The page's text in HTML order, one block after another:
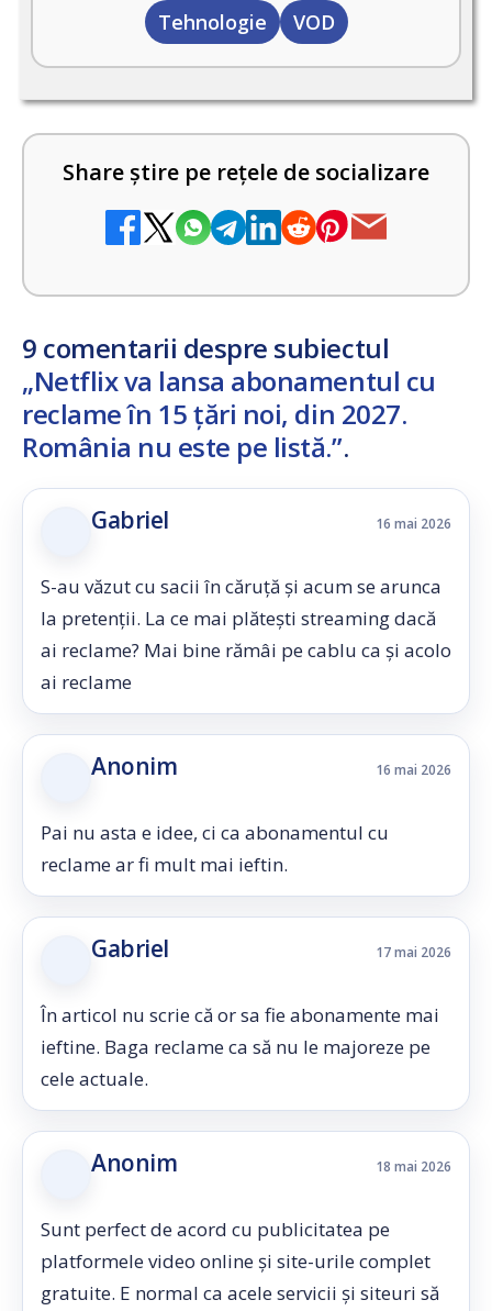
Tehnologie VOD
Share știre pe rețele de socializare
9 comentarii despre subiectul
„Netflix va lansa abonamentul cu
reclame în 15 țări noi, din 2027.
România nu este pe listă.”.
Gabriel 16 mai 2026
S-au văzut cu sacii în căruță și acum se arunca
la pretenții. La ce mai plătești streaming dacă
ai reclame? Mai bine rămâi pe cablu ca și acolo
ai reclame
Anonim 16 mai 2026
Pai nu asta e idee, ci ca abonamentul cu
reclame ar fi mult mai ieftin.
Gabriel 17 mai 2026
În articol nu scrie că or sa fie abonamente mai
ieftine. Baga reclame ca să nu le majoreze pe
cele actuale.
Anonim 18 mai 2026
Sunt perfect de acord cu publicitatea pe
platformele video online și site-urile complet
gratuite. E normal ca acele servicii și siteuri să